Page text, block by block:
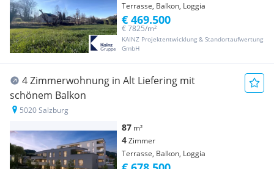
Terrasse, Balkon, Loggia
KAINZ Projektentwicklung & Standortaufwertung
GmbH
€ 7825/m²
€ 469.500
4 Zimmerwohnung in Alt Liefering mit
schönem Balkon
5020 Salzburg
87 m²
4Zimmer
Terrasse, Balkon, Loggia